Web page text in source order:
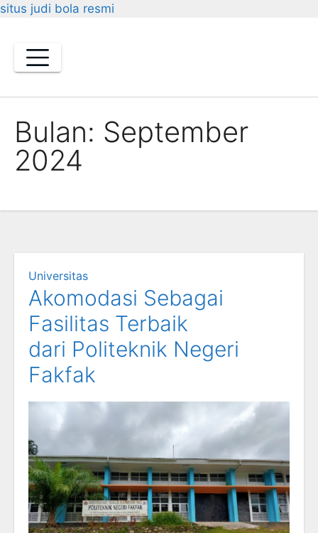
situs judi bola resmi
content
Bulan: September
2024
Universitas
Akomodasi Sebagai
Fasilitas Terbaik
dari Politeknik Negeri
Fakfak